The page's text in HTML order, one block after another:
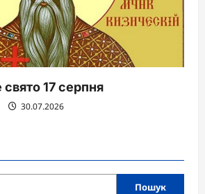
17 серпня
30.07.2026
Пошук